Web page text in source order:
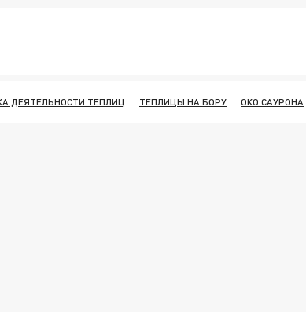
ДЕЯТЕЛЬНОСТИ ТЕПЛИЦ ТЕПЛИЦЫ НА БОРУ ОКО САУРОНА